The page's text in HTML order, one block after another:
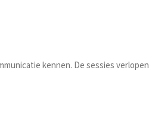
kennen. De sessies verlopen